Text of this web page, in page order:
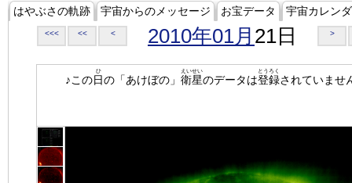
はやぶさの軌跡 宇宙からのメッセージ お宝データ 宇宙カレン
<<< << < 2010年01月 21日 >
♪この日
ひ
の「あけぼの」 衛星
えいせい
のデータは登録
とうろく
されていませ